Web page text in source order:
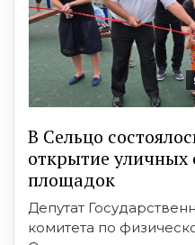
В Сельцо
открытие уличных
площадок
Депутат
комитета по